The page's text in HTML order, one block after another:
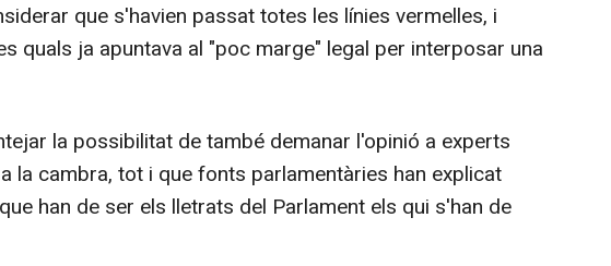
que s'havien passat totes les línies vermelles, i
quals ja apuntava al "poc marge" legal per interposar una
la possibilitat de també demanar l'opinió a experts
la cambra, tot i que fonts parlamentàries han explicat
han de ser els lletrats del Parlament els qui s'han de